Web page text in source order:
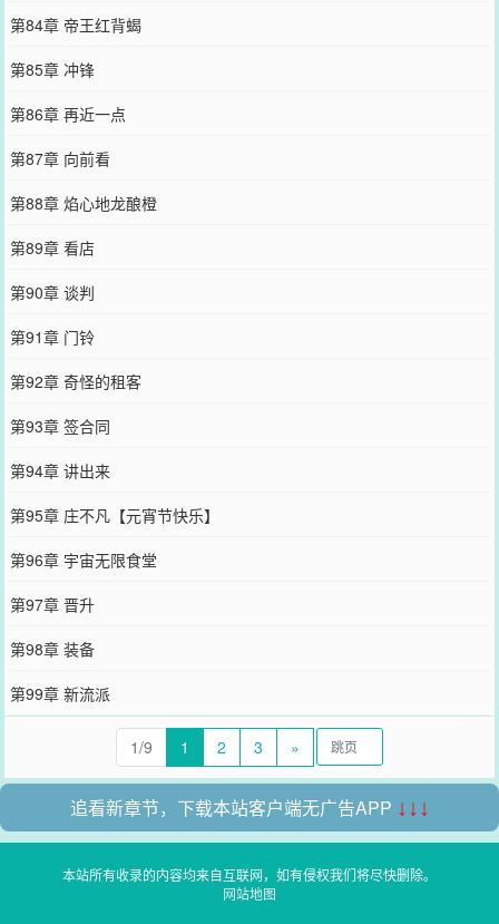
第84章 帝王红背蝎
第85章 冲锋
第86章 再近一点
第87章 向前看
第88章 焰心地龙酿橙
第89章 看店
第90章 谈判
第91章 门铃
第92章 奇怪的租客
第93章 签合同
第94章 讲出来
第95章 庄不凡【元宵节快乐】
第96章 宇宙无限食堂
第97章 晋升
第98章 装备
第99章 新流派
1/9 1 2 3 »
追看新章节，下载本站客户端无广告APP ↓↓↓
本站所有收录的内容均来自互联网，如有侵权我们将尽快删除。
网站地图